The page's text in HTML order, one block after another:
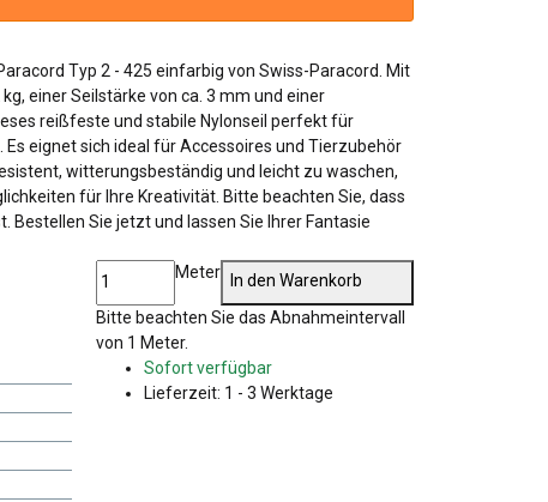
Typ 2 - 425 einfarbig von Swiss-Paracord. Mit
einer Seilstärke von ca. 3 mm und einer
reißfeste und stabile Nylonseil perfekt für
Es eignet sich ideal für Accessoires und Tierzubehör
witterungsbeständig und leicht zu waschen,
für Ihre Kreativität. Bitte beachten Sie, dass
Bestellen Sie jetzt und lassen Sie Ihrer Fantasie
Meter
In den Warenkorb
x
Bitte beachten Sie das Abnahmeintervall
von 1 Meter.
Sofort verfügbar
Lieferzeit: 1 - 3 Werktage